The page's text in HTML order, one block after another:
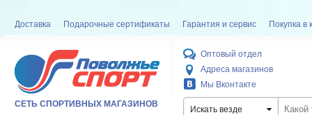
Доставка Подарочные сертификаты Гарантия и сервис Покупка в
СЕТЬ СПОРТИВНЫХ МАГАЗИНОВ
Оптовый отдел
Адреса магазинов
Мы Вконтакте
Искать везде